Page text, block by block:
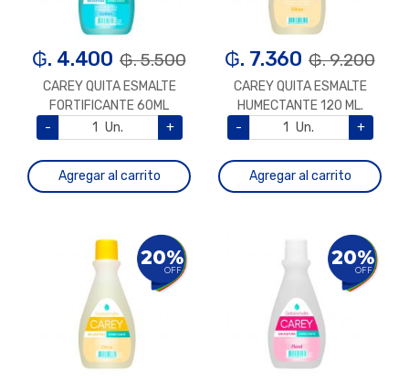
₲. 4.400 ₲. 5.500
CAREY QUITA ESMALTE
FORTIFICANTE 60ML
-
Un. +
Agregar al carrito
₲. 7.360 ₲. 9.200
CAREY QUITA ESMALTE
HUMECTANTE 120 ML.
-
Un. +
Agregar al carrito
20%
OFF
20%
OFF